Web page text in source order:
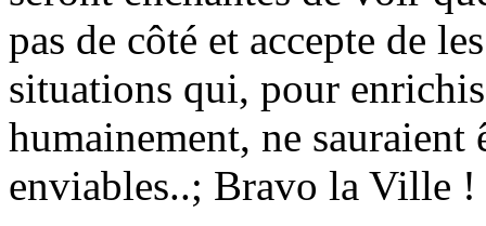
pas de côté et accepte de
situations qui, pour
humainement, ne sauraient
enviables..; Bravo la Ville !